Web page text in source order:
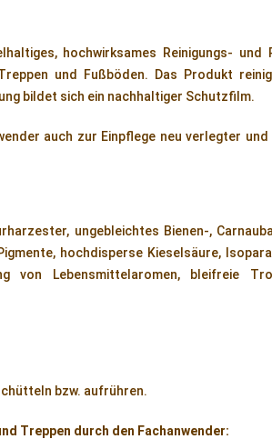
hochwirksames Reinigungs-
und Fußböden. Das Produkt
bildet sich ein nachhaltiger Schutzfilm.
auch zur Einpflege neu verlegter
ungebleichtes Bienen-,
hochdisperse Kieselsäure,
von Lebensmittelaromen, bleifreie
bzw. aufrühren.
Treppen durch den Fachanwender: